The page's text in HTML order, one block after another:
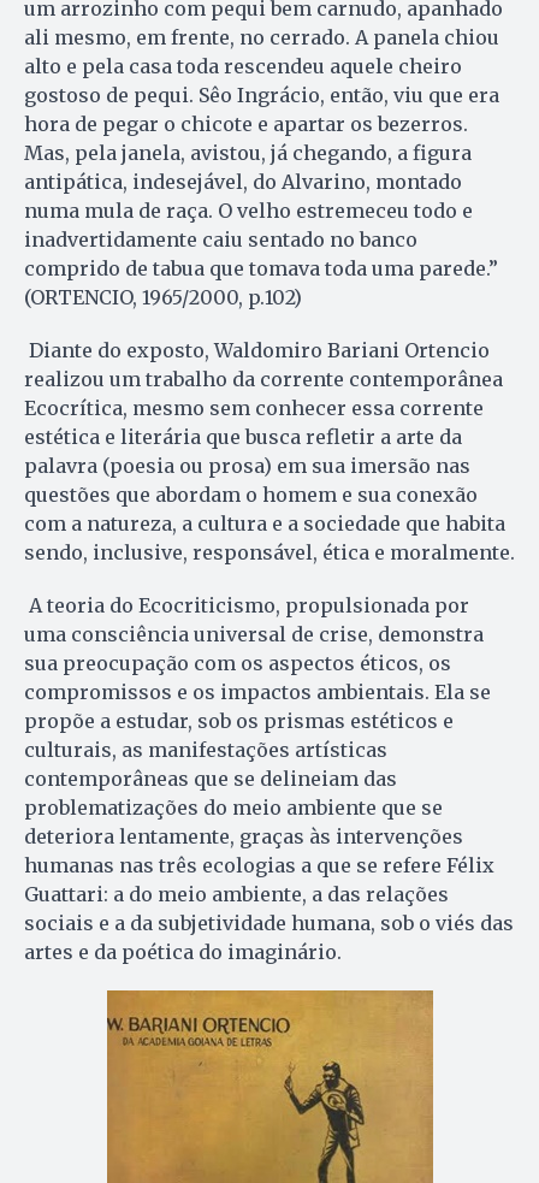
um arrozinho com pequi bem carnudo, apanhado
ali mesmo, em frente, no cerrado. A panela chiou
alto e pela casa toda rescendeu aquele cheiro
gostoso de pequi. Sêo Ingrácio, então, viu que era
hora de pegar o chicote e apartar os bezerros.
Mas, pela janela, avistou, já chegando, a figura
antipática, indesejável, do Alvarino, montado
numa mula de raça. O velho estremeceu todo e
inadvertidamente caiu sentado no banco
comprido de tabua que tomava toda uma parede.”
(ORTENCIO, 1965/2000, p.102)
Diante do exposto, Waldomiro Bariani Ortencio
realizou um trabalho da corrente contemporânea
Ecocrítica, mesmo sem conhecer essa corrente
estética e literária que busca refletir a arte da
palavra (poesia ou prosa) em sua imersão nas
questões que abordam o homem e sua conexão
com a natureza, a cultura e a sociedade que habita
sendo, inclusive, responsável, ética e moralmente.
A teoria do Ecocriticismo, propulsionada por
uma consciência universal de crise, demonstra
sua preocupação com os aspectos éticos, os
compromissos e os impactos ambientais. Ela se
propõe a estudar, sob os prismas estéticos e
culturais, as manifestações artísticas
contemporâneas que se delineiam das
problematizações do meio ambiente que se
deteriora lentamente, graças às intervenções
humanas nas três ecologias a que se refere Félix
Guattari: a do meio ambiente, a das relações
sociais e a da subjetividade humana, sob o viés das
artes e da poética do imaginário.